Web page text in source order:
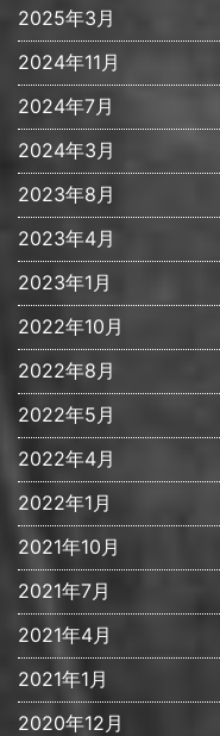
2025年3月
2024年11月
2024年7月
2024年3月
2023年8月
2023年4月
2023年1月
2022年10月
2022年8月
2022年5月
2022年4月
2022年1月
2021年10月
2021年7月
2021年4月
2021年1月
2020年12月